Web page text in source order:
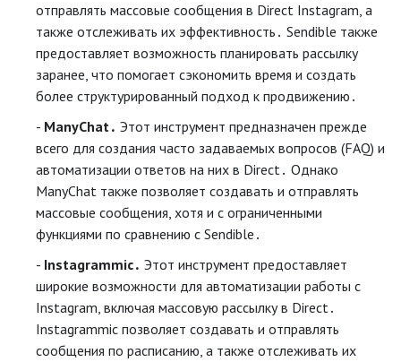
отправлять массовые сообщения в Direct Instagram, а
также отслеживать их эффективность․ Sendible также
предоставляет возможность планировать рассылку
заранее, что помогает сэкономить время и создать
более структурированный подход к продвижению․
ManyChat․ Этот инструмент предназначен прежде
всего для создания часто задаваемых вопросов (FAQ) и
автоматизации ответов на них в Direct․ Однако
ManyChat также позволяет создавать и отправлять
массовые сообщения, хотя и с ограниченными
функциями по сравнению с Sendible․
Instagrammic․ Этот инструмент предоставляет
широкие возможности для автоматизации работы с
Instagram, включая массовую рассылку в Direct․
Instagrammic позволяет создавать и отправлять
сообщения по расписанию, а также отслеживать их